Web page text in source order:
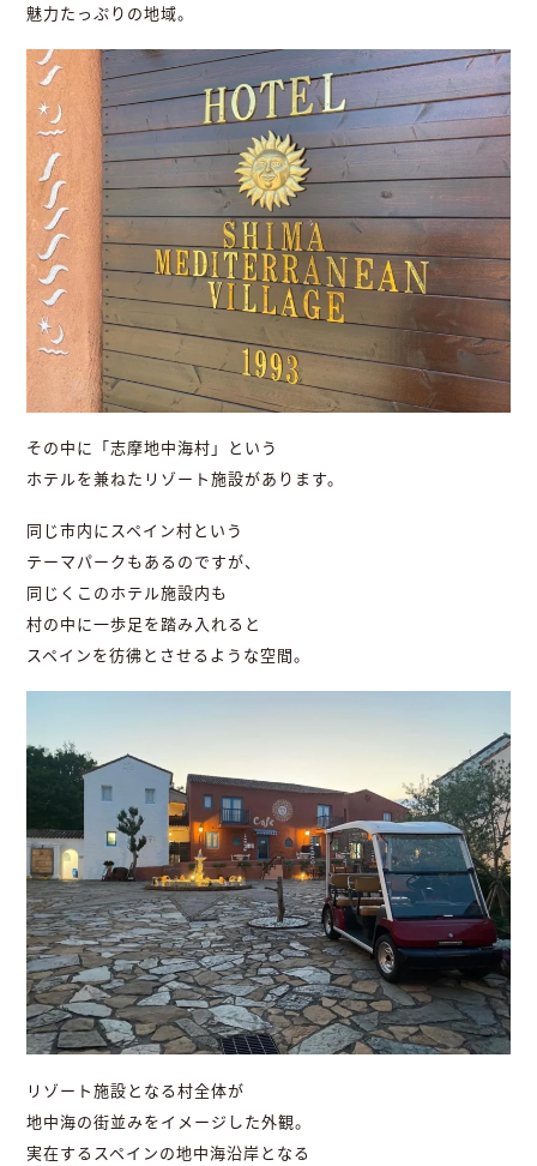
魅力たっぷりの地域。
その中に「志摩地中海村」という
ホテルを兼ねたリゾート施設があります。
同じ市内にスペイン村という
テーマパークもあるのですが、
同じくこのホテル施設内も
村の中に一歩足を踏み入れると
スペインを彷彿とさせるような空間。
リゾート施設となる村全体が
地中海の街並みをイメージした外観。
実在するスペインの地中海沿岸となる